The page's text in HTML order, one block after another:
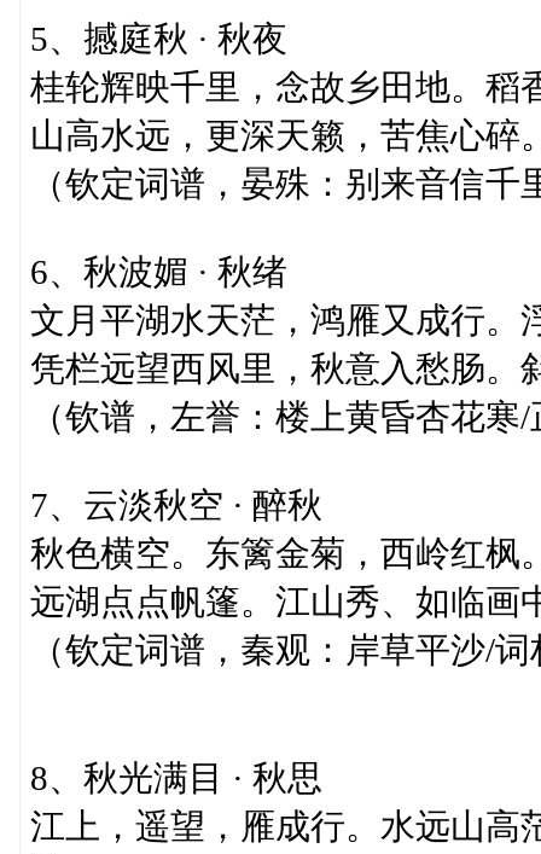
5、撼庭秋 · 秋夜
桂轮辉映千里，念故乡田地。稻
山高水远，更深天籁，苦焦心碎
（钦定词谱，晏殊：别来音信
6、秋波媚 · 秋绪
文月平湖水天茫，鸿雁又成行。
凭栏远望西风里，秋意入愁肠。
（钦谱，左誉：楼上黄昏杏花寒
7、云淡秋空 · 醉秋
秋色横空。东篱金菊，西岭红枫
远湖点点帆篷。江山秀、如临画
（钦定词谱，秦观：岸草平沙/
8、秋光满目 · 秋思
江上，遥望，雁成行。水远山高